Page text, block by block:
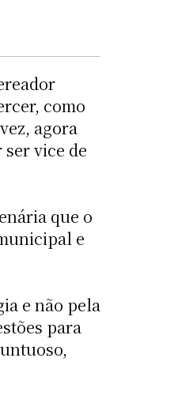
como
agora
vice de
que o
e
e não pela
para